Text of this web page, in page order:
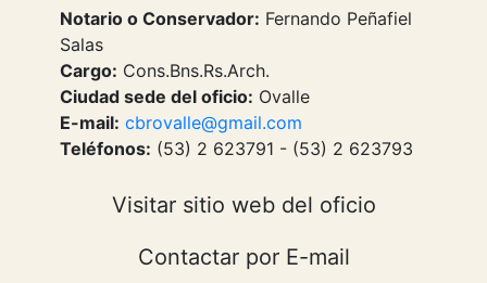
Notario o Conservador: Fernando Peñafiel
Salas
Cargo: Cons.Bns.Rs.Arch.
Ciudad sede del oficio: Ovalle
E-mail: cbrovalle@gmail.com
Teléfonos: (53) 2 623791 - (53) 2 623793
Visitar sitio web del oficio
Contactar por E-mail